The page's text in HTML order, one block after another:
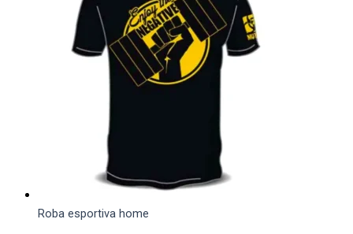
Roba esportiva home